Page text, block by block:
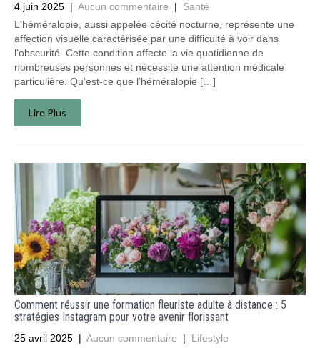
4 juin 2025 | Aucun commentaire | Santé
L'héméralopie, aussi appelée cécité nocturne, représente une
affection visuelle caractérisée par une difficulté à voir dans
l'obscurité. Cette condition affecte la vie quotidienne de
nombreuses personnes et nécessite une attention médicale
particulière. Qu'est-ce que l'héméralopie […]
Lire Plus
Comment réussir une formation fleuriste adulte à distance : 5
stratégies Instagram pour votre avenir florissant
25 avril 2025 | Aucun commentaire | Lifestyle